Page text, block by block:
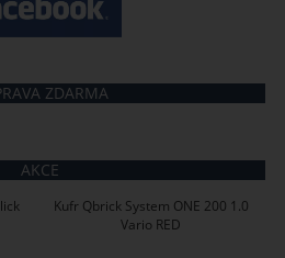
ZDARMA
AKCE
Kufr Qbrick System ONE 200 1.0
Vario RED